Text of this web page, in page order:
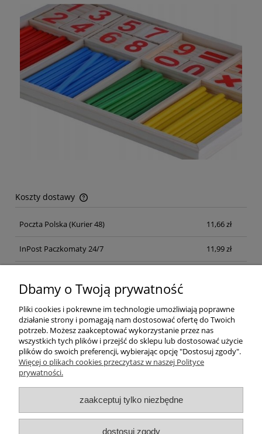
Koszty dostawy
Cena nie zawiera ewentualnych kosztów płatności
Poczta Polska (Kurier 48) 11,66 zł
InPost Paczkomaty 24/7 11,99 zł
Pomoc
Moje konto
Płatności i dostawa
Dbamy o Twoją prywatność
Pliki cookies i pokrewne im technologie umożliwiają poprawne
działanie strony i pomagają nam dostosować ofertę do Twoich
potrzeb. Możesz zaakceptować wykorzystanie przez nas
wszystkich tych plików i przejść do sklepu lub dostosować użycie
plików do swoich preferencji, wybierając opcję "Dostosuj zgody".
Więcej o plikach cookies przeczytasz w naszej Polityce
prywatności.
zaakceptuj tylko niezbędne
dostosuj zgody